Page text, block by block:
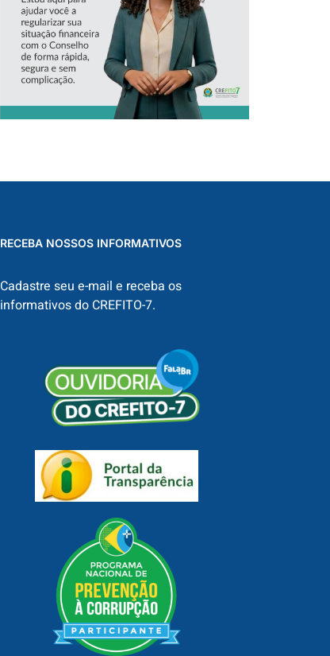
RECEBA NOSSOS INFORMATIVOS
Cadastre seu e-mail e receba os
informativos do CREFITO-7.